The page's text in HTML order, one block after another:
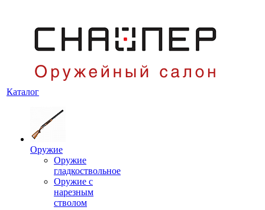
Каталог
Оружие
Оружие
гладкоствольное
Оружие с
нарезным
стволом